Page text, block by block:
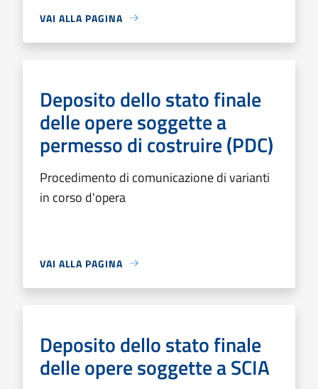
VAI ALLA PAGINA
Deposito dello stato finale
delle opere soggette a
permesso di costruire (PDC)
Procedimento di comunicazione di varianti
in corso d'opera
VAI ALLA PAGINA
Deposito dello stato finale
delle opere soggette a SCIA